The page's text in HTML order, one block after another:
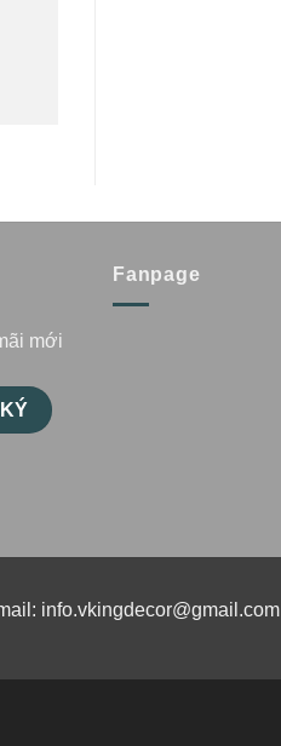
mới
Fanpage
info.vkingdecor@gmail.com